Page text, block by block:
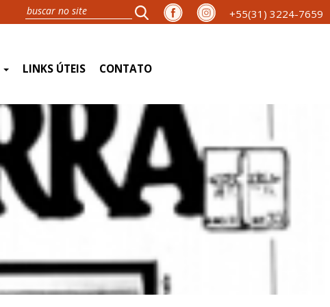
+55(31) 3224-7659
LINKS ÚTEIS CONTATO